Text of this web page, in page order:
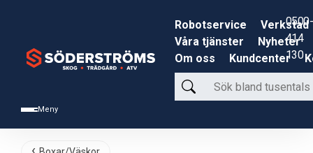
Meny
Robotservice
Verkstad
Våra tjänster
Nyheter
Om oss
Kundcenter
Sök
bland
produkter
0500-
414
130